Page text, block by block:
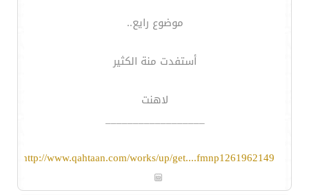
موضوع رايع..
أستفدت منة الكثير
لاهنت
__________________
http://www.qahtaan.com/works/up/get....fmnp1261962149